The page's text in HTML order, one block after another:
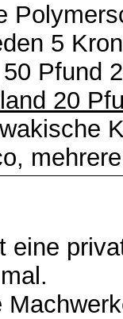
5
Pfund
20
eine